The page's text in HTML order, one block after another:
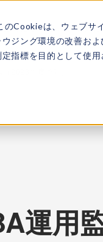
Cookieは、ウェブサ
ジング環境の改善お
指標を目的として使
着情報サービス市場調
2023年度予測）
運用